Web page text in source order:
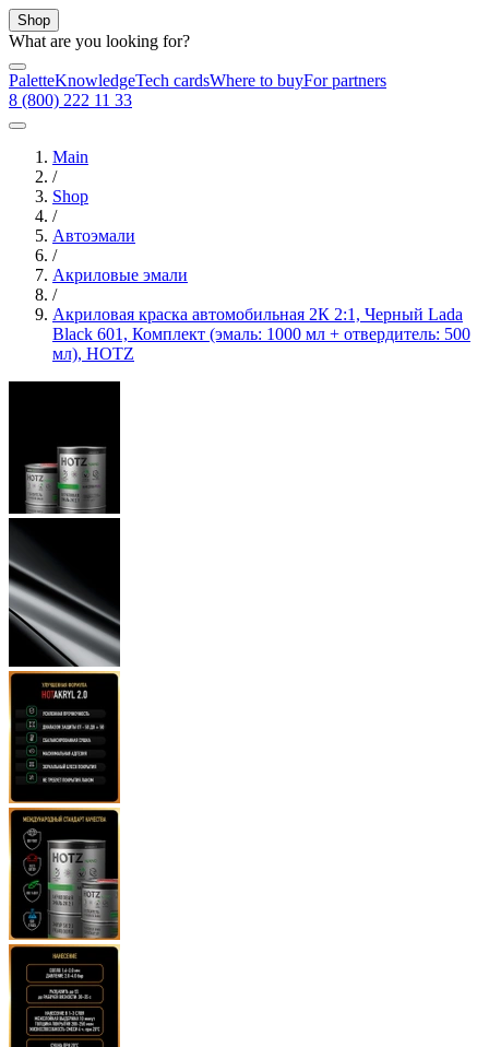
Shop
What are you looking for?
PaletteKnowledgeTech cardsWhere to buyFor partners
8 (800) 222 11 33
Main
/
Shop
/
Автоэмали
/
Акриловые эмали
/
Акриловая краска автомобильная 2К 2:1, Черный Lada
Black 601, Комплект (эмаль: 1000 мл + отвердитель: 500
мл), HOTZ